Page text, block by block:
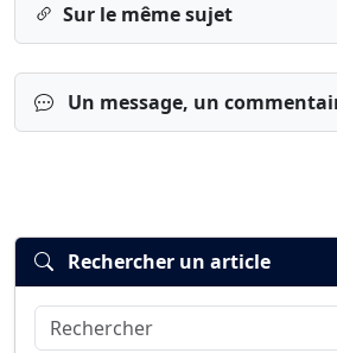
Sur le même sujet
Un message, un
Connexion
Rechercher un article
Rechercher